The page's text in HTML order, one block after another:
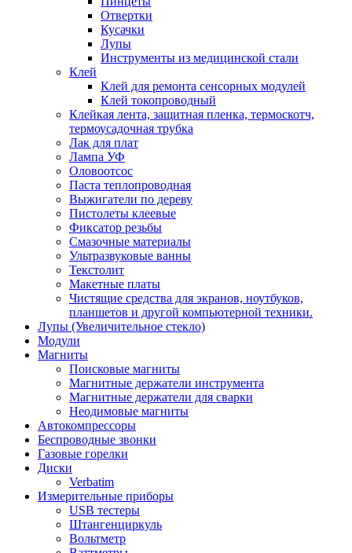
Отвертки
Кусачки
Лупы
Инструменты из медицинской стали
Клей
Клей для ремонта сенсорных модулей
Клей токопроводный
Клейкая лента, защитная пленка, термоскотч,
термоусадочная трубка
Лак для плат
Лампа УФ
Оловоотсос
Паста теплопроводная
Выжигатели по дереву
Пистолеты клеевые
Фиксатор резьбы
Смазочные материалы
Ультразвуковые ванны
Текстолит
Макетные платы
Чистящие средства для экранов, ноутбуков,
планшетов и другой компьютерной техники.
Лупы (Увеличительное стекло)
Модули
Магниты
Поисковые магниты
Магнитные держатели инструмента
Магнитные держатели для сварки
Неодимовые магниты
Автокомпрессоры
Беспроводные звонки
Газовые горелки
Диски
Verbatim
Измерительные приборы
USB тестеры
Штангенциркуль
Вольтметр